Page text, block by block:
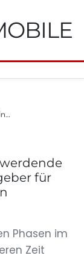
für
Phasen im
Zeit